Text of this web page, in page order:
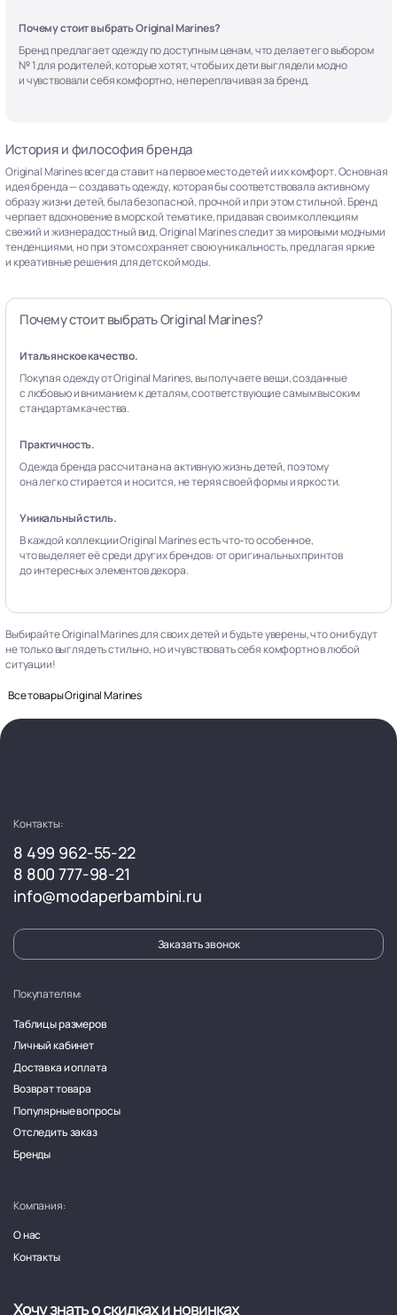
Почему стоит выбрать Original Marines?
Бренд предлагает одежду по доступным ценам, что делает его выбором
№ 1 для родителей, которые хотят, чтобы их дети выглядели модно
и чувствовали себя комфортно, не переплачивая за бренд.
История и философия бренда
Original Marines всегда ставит на первое место детей и их комфорт. Основная
идея бренда — создавать одежду, которая бы соответствовала активному
образу жизни детей, была безопасной, прочной и при этом стильной. Бренд
черпает вдохновение в морской тематике, придавая своим коллекциям
свежий и жизнерадостный вид. Original Marines следит за мировыми модными
тенденциями, но при этом сохраняет свою уникальность, предлагая яркие
и креативные решения для детской моды.
Почему стоит выбрать Original Marines?
Итальянское качество.
Покупая одежду от Original Marines, вы получаете вещи, созданные
с любовью и вниманием к деталям, соответствующие самым высоким
стандартам качества.
Практичность.
Одежда бренда рассчитана на активную жизнь детей, поэтому
она легко стирается и носится, не теряя своей формы и яркости.
Уникальный стиль.
В каждой коллекции Original Marines есть что‑то особенное,
что выделяет её среди других брендов: от оригинальных принтов
до интересных элементов декора.
Выбирайте Original Marines для своих детей и будьте уверены, что они будут
не только выглядеть стильно, но и чувствовать себя комфортно в любой
ситуации!
Все товары Original Marines
Контакты:
8 499 962-55-22
8 800 777-98-21
info@modaperbambini.ru
Заказать звонок
Покупателям:
Таблицы размеров
Личный кабинет
Доставка и оплата
Возврат товара
Популярные вопросы
Отследить заказ
Бренды
Компания:
О нас
Контакты
Хочу знать о скидках и новинках